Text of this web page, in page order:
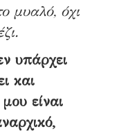
μυαλό, όχι
υπάρχει
και
είναι